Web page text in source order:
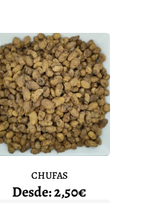
se
pueden
elegir
en
la
página
de
producto
CHUFAS
Desde:2,50€